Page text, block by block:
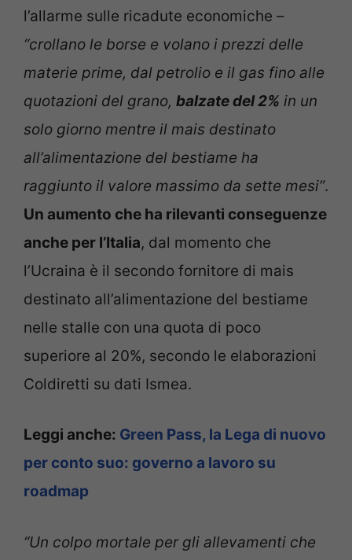
l’allarme sulle ricadute economiche –
“crollano le borse e volano i prezzi delle
materie prime, dal petrolio e il gas fino alle
quotazioni del grano, balzate del 2% in un
solo giorno mentre il mais destinato
all’alimentazione del bestiame ha
raggiunto il valore massimo da sette mesi”.
Un aumento che ha rilevanti conseguenze
anche per l’Italia, dal momento che
l’Ucraina è il secondo fornitore di mais
destinato all’alimentazione del bestiame
nelle stalle con una quota di poco
superiore al 20%, secondo le elaborazioni
Coldiretti su dati Ismea.
Leggi anche: Green Pass, la Lega di nuovo
per conto suo: governo a lavoro su
roadmap
“Un colpo mortale per gli allevamenti che